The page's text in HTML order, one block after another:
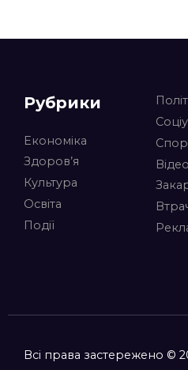
Рубрики
Економіка
Здоров’я
Культура
Освіта
Події
Відео
Всі права застережено ©